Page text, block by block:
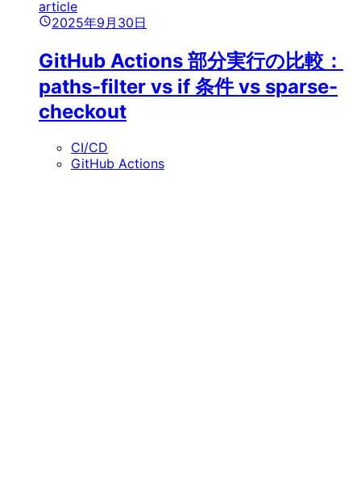
article
2025年9月30日
GitHub Actions 部分実行の比較：
paths-filter vs if 条件 vs sparse-
checkout
CI/CD
GitHub Actions